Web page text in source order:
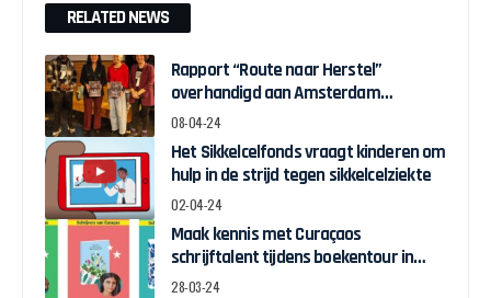
RELATED NEWS
Rapport “Route naar Herstel”
overhandigd aan Amsterdam
Wethouder Touria Meliani
08-04-24
Het Sikkelcelfonds vraagt kinderen om
hulp in de strijd tegen sikkelcelziekte
02-04-24
Maak kennis met Curaçaos
schrijftalent tijdens boekentour in
april
28-03-24